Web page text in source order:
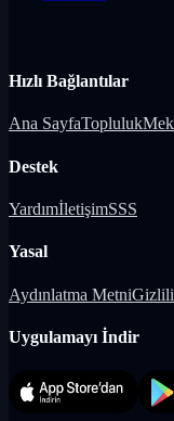
Hızlı Bağlantılar
Ana SayfaTopluluk
Destek
YardımİletişimSSS
Yasal
Aydınlatma Metni
Uygulamayı İndir